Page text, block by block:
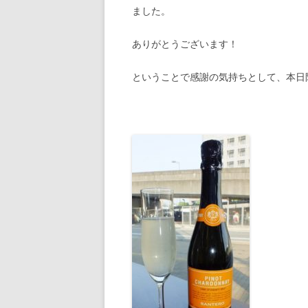
ました。
ありがとうございます！
ということで感謝の気持ちとして、本